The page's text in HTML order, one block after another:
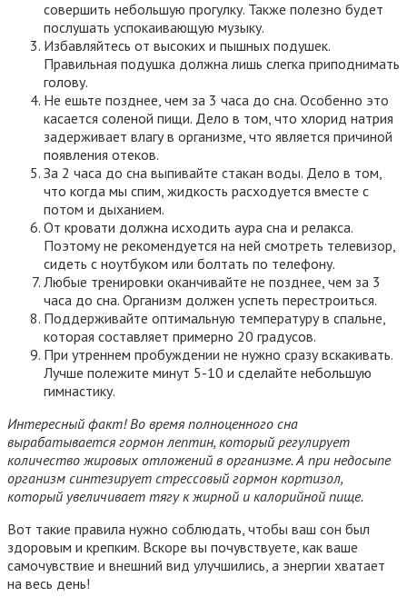
совершить небольшую прогулку. Также полезно будет
послушать успокаивающую музыку.
Избавляйтесь от высоких и пышных подушек.
Правильная подушка должна лишь слегка приподнимать
голову.
Не ешьте позднее, чем за 3 часа до сна. Особенно это
касается соленой пищи. Дело в том, что хлорид натрия
задерживает влагу в организме, что является причиной
появления отеков.
За 2 часа до сна выпивайте стакан воды. Дело в том,
что когда мы спим, жидкость расходуется вместе с
потом и дыханием.
От кровати должна исходить аура сна и релакса.
Поэтому не рекомендуется на ней смотреть телевизор,
сидеть с ноутбуком или болтать по телефону.
Любые тренировки оканчивайте не позднее, чем за 3
часа до сна. Организм должен успеть перестроиться.
Поддерживайте оптимальную температуру в спальне,
которая составляет примерно 20 градусов.
При утреннем пробуждении не нужно сразу вскакивать.
Лучше полежите минут 5-10 и сделайте небольшую
гимнастику.
Интересный факт! Во время полноценного сна
вырабатывается гормон лептин, который регулирует
количество жировых отложений в организме. А при недосыпе
организм синтезирует стрессовый гормон кортизол,
который увеличивает тягу к жирной и калорийной пище.
Вот такие правила нужно соблюдать, чтобы ваш сон был
здоровым и крепким. Вскоре вы почувствуете, как ваше
самочувствие и внешний вид улучшились, а энергии хватает
на весь день!